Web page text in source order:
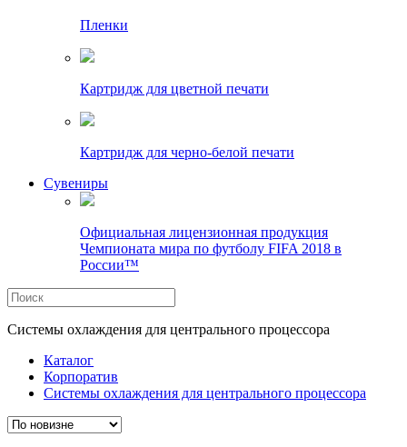
Пленки
Картридж для цветной печати
Картридж для черно-белой печати
Сувениры
Официальная лицензионная продукция
Чемпионата мира по футболу FIFA 2018 в
России™
Системы охлаждения для центрального процессора
Каталог
Корпоратив
Системы охлаждения для центрального процессора